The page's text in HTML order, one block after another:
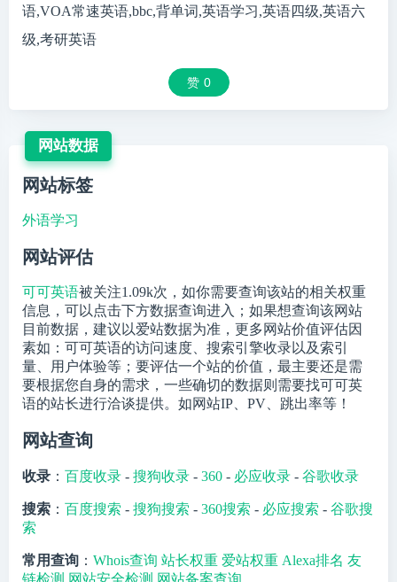
语,VOA常速英语,bbc,背单词,英语学习,英语四级,英语六
级,考研英语
赞 0
网站数据
网站标签
外语学习
网站评估
可可英语被关注1.09k次，如你需要查询该站的相关权重
信息，可以点击下方数据查询进入；如果想查询该网站
目前数据，建议以爱站数据为准，更多网站价值评估因
素如：可可英语的访问速度、搜索引擎收录以及索引
量、用户体验等；要评估一个站的价值，最主要还是需
要根据您自身的需求，一些确切的数据则需要找可可英
语的站长进行洽谈提供。如网站IP、PV、跳出率等！
网站查询
收录 ： 百度收录 - 搜狗收录 - 360 - 必应收录 - 谷歌收录
搜索 ： 百度搜索 - 搜狗搜索 - 360搜索 - 必应搜索 - 谷歌搜
索
常用查询 ： Whois查询 站长权重 爱站权重 Alexa排名 友
链检测 网站安全检测 网站备案查询